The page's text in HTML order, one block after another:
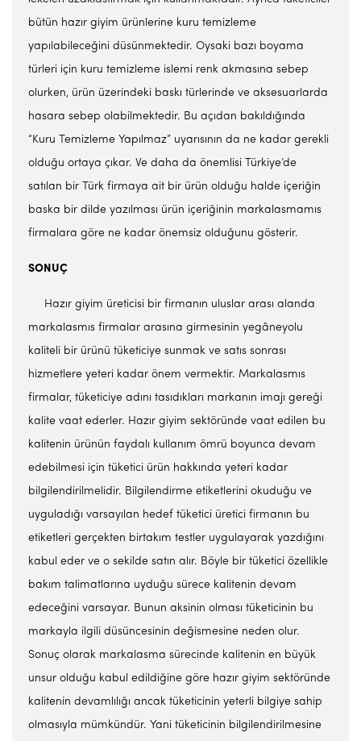
bütün hazır giyim ürünlerine kuru temizleme
yapılabileceğini düsünmektedir. Oysaki bazı boyama
türleri için kuru temizleme islemi renk akmasına sebep
olurken, ürün üzerindeki baskı türlerinde ve aksesuarlarda
hasara sebep olabilmektedir. Bu açıdan bakıldığında
“Kuru Temizleme Yapılmaz” uyarısının da ne kadar gerekli
olduğu ortaya çıkar. Ve daha da önemlisi Türkiye’de
satılan bir Türk firmaya ait bir ürün olduğu halde içeriğin
baska bir dilde yazılması ürün içeriğinin markalasmamıs
firmalara göre ne kadar önemsiz olduğunu gösterir.
SONUÇ
Hazır giyim üreticisi bir firmanın uluslar arası alanda
markalasmıs firmalar arasına girmesinin yegâneyolu
kaliteli bir ürünü tüketiciye sunmak ve satıs sonrası
hizmetlere yeteri kadar önem vermektir. Markalasmıs
firmalar, tüketiciye adını tasıdıkları markanın imajı gereği
kalite vaat ederler. Hazır giyim sektöründe vaat edilen bu
kalitenin ürünün faydalı kullanım ömrü boyunca devam
edebilmesi için tüketici ürün hakkında yeteri kadar
bilgilendirilmelidir. Bilgilendirme etiketlerini okuduğu ve
uyguladığı varsayılan hedef tüketici üretici firmanın bu
etiketleri gerçekten birtakım testler uygulayarak yazdığını
kabul eder ve o sekilde satın alır. Böyle bir tüketici özellikle
bakım talimatlarına uyduğu sürece kalitenin devam
edeceğini varsayar. Bunun aksinin olması tüketicinin bu
markayla ilgili düsüncesinin değismesine neden olur.
Sonuç olarak markalasma sürecinde kalitenin en büyük
unsur olduğu kabul edildiğine göre hazır giyim sektöründe
kalitenin devamlılığı ancak tüketicinin yeterli bilgiye sahip
olmasıyla mümkündür. Yani tüketicinin bilgilendirilmesine